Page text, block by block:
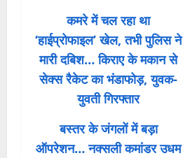
कमरे में चल रहा था
‘हाईप्रोफाइल’ खेल, तभी पुलिस ने
मारी दबिश… किराए के मकान से
सेक्स रैकेट का भंडाफोड़, युवक-
युवती गिरफ्तार
बस्तर के जंगलों में बड़ा
ऑपरेशन… नक्सली कमांडर उधम